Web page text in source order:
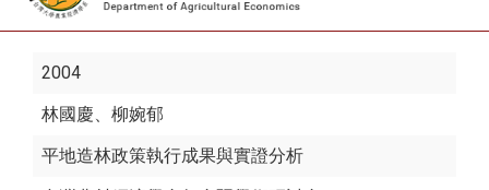
2004
林國慶、柳婉郁
平地造林政策執行成果與實證分析